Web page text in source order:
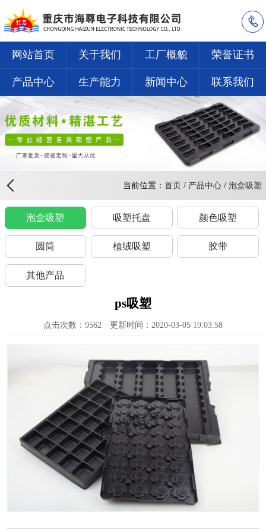
网站首页 关于我们 工厂概貌 荣誉证书
产品中心 生产能力 新闻中心 联系我们
当前位置： 首页 / 产品中心 / 泡盒吸塑
泡盒吸塑 吸塑托盘 颜色吸塑
圆筒 植绒吸塑 胶带
其他产品
ps吸塑
点击次数： 9562 更新时间：2020-03-05 19:03:58